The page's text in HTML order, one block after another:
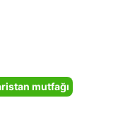
mutfağı